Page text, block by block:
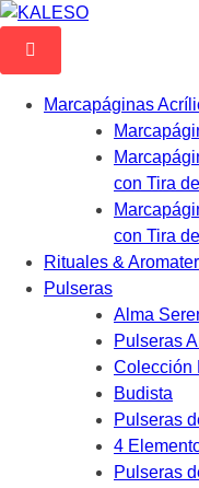
Marcapáginas
con Tira
con Tira
Rituales &
Pulseras
Alma
Pulseras
Colección
Budista
Pulseras
4
Pulseras